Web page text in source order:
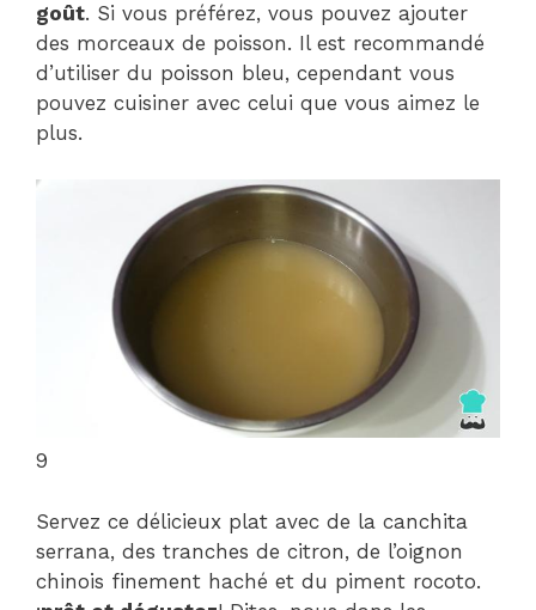
goût. Si vous préférez, vous pouvez ajouter
des morceaux de poisson. Il est recommandé
d’utiliser du poisson bleu, cependant vous
pouvez cuisiner avec celui que vous aimez le
plus.
9
Servez ce délicieux plat avec de la canchita
serrana, des tranches de citron, de l’oignon
chinois finement haché et du piment rocoto.